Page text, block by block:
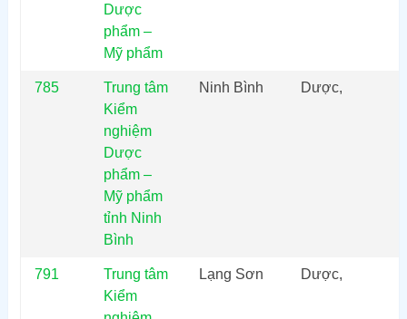
Dược
phẩm –
Mỹ phẩm
785
Trung tâm
Kiểm
nghiệm
Dược
phẩm –
Mỹ phẩm
tỉnh Ninh
Bình
Ninh Bình Dược,
791
Trung tâm
Kiểm
Lạng Sơn Dược,